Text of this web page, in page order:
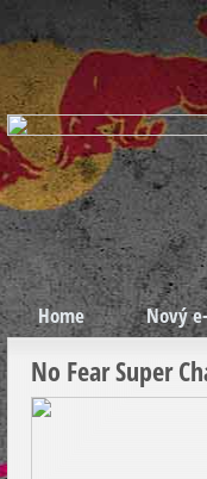
Home Nový
No Fear Super